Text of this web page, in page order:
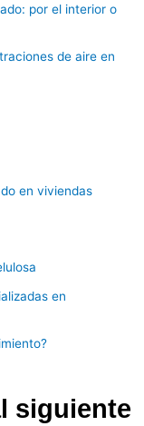
por el interior o
de aire en
en viviendas
en
siguiente